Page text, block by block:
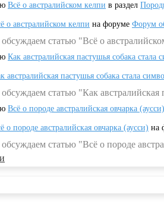
Всё о австралийском келпи в раздел
о австралийском келпи на форуме Форум
статью "Всё о
Как австралийская пастушья собака
австралийская пастушья собака стала
статью "Как
Всё о породе австралийская овчарка (аусси)
о породе австралийская овчарка (аусси) на
статью "Всё о породе